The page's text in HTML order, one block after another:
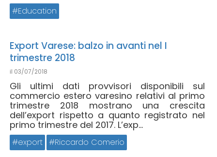
Education
Export Varese: balzo in avanti nel I
trimestre 2018
il 03/07/2018
Gli ultimi dati provvisori disponibili sul
commercio estero varesino relativi al primo
trimestre 2018 mostrano una crescita
dell’export rispetto a quanto registrato nel
primo trimestre del 2017. L’exp...
export Riccardo Comerio